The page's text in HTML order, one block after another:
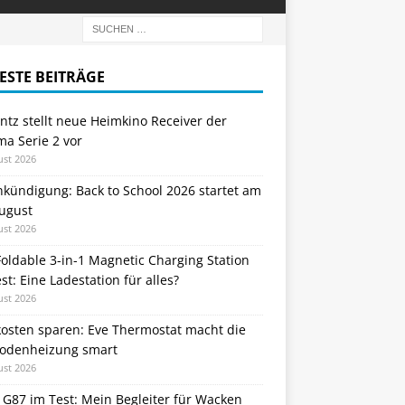
BEITRÄGE
stellt neue Heimkino Receiver der
Serie 2 vor
2026
Back to School 2026 startet am
2026
3-in-1 Magnetic Charging Station
Eine Ladestation für alles?
2026
sparen: Eve Thermostat macht die
smart
2026
im Test: Mein Begleiter für Wacken